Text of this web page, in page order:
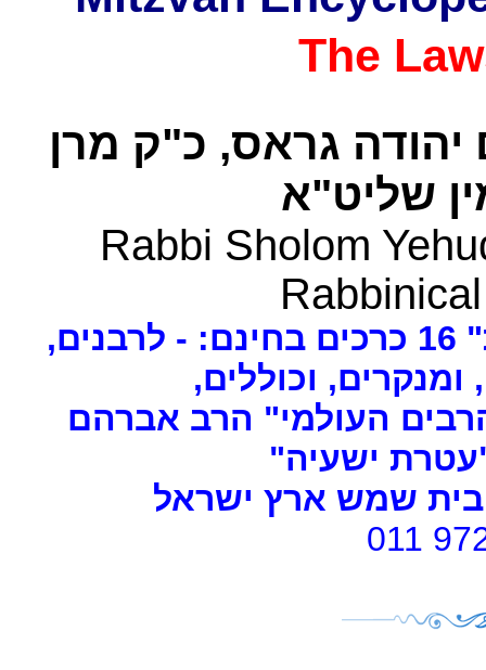
The
גראס, כ"ק מרן
שליט"א
Rabbi Sholom
ומנקרים, וכוללים,
העולמי" הרב אברהם
ישעיה"
שמש ארץ ישראל
011